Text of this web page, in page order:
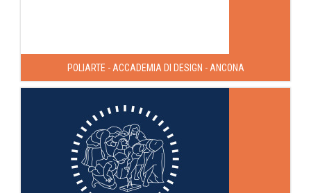
POLIARTE - ACCADEMIA DI DESIGN - ANCONA